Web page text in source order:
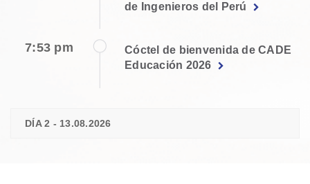
de Ingenieros del Perú
7:53 pm
Cóctel de bienvenida de CADE
Educación 2026
DÍA 2 - 13.08.2026